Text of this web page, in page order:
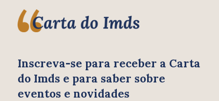
Inscreva-se para receber a Carta
do Imds e para saber sobre
eventos e novidades